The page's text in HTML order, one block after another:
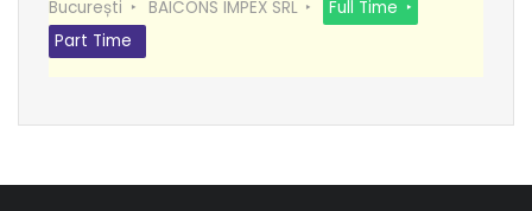
București BAICONS IMPEX SRL
Full Time
Part Time